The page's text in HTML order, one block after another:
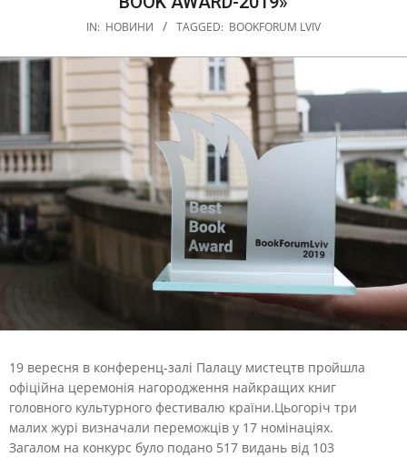
IN: НОВИНИ TAGGED: BOOKFORUM LVIV
19 вересня в конференц-залі Палацу мистецтв пройшла
офіційна церемонія нагородження найкращих книг
головного культурного фестивалю країни.Цьогоріч три
малих журі визначали переможців у 17 номінаціях.
Загалом на конкурс було подано 517 видань від 103